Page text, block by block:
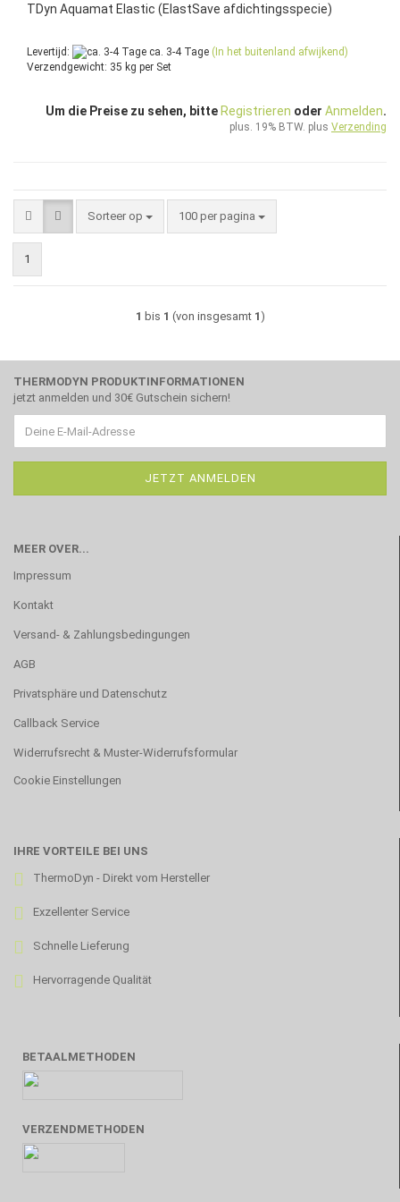
TDyn Aquamat Elastic (ElastSave afdichtingsspecie)
Levertijd: ca. 3-4 Tage (In het buitenland afwijkend)
Verzendgewicht: 35 kg per Set
Um die Preise zu sehen, bitte Registrieren oder Anmelden.
plus. 19% BTW. plus Verzending
Sorteer op
Sorteer op 100 per pagina
per pagina
1
1 bis 1 (von insgesamt 1)
THERMODYN PRODUKTINFORMATIONEN
jetzt anmelden und 30€ Gutschein sichern!
MEER OVER...
Impressum
Kontakt
Versand- & Zahlungsbedingungen
AGB
Privatsphäre und Datenschutz
Callback Service
Widerrufsrecht & Muster-Widerrufsformular
Cookie Einstellungen
IHRE VORTEILE BEI UNS
ThermoDyn - Direkt vom Hersteller
Exzellenter Service
Schnelle Lieferung
Hervorragende Qualität
BETAALMETHODEN
VERZENDMETHODEN